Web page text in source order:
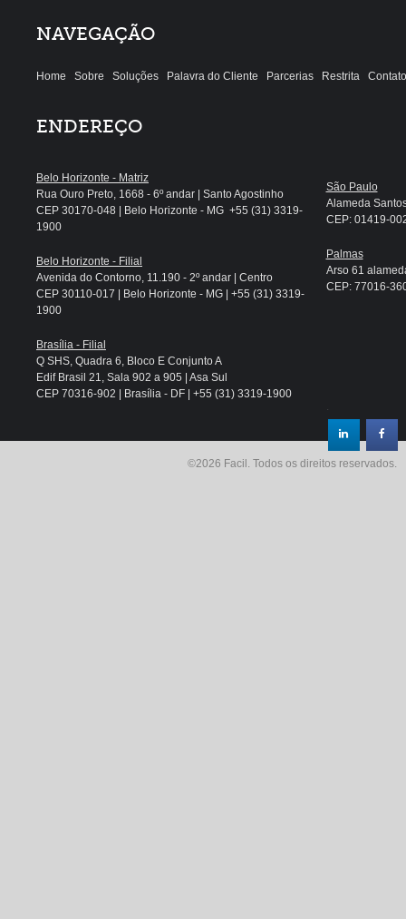
NAVEGAÇÃO
Home Sobre Soluções Palavra do Cliente Parcerias Restrita Contato
ENDEREÇO
Belo Horizonte - Matriz
Rua Ouro Preto, 1668 - 6º andar | Santo Agostinho
CEP 30170-048 | Belo Horizonte - MG +55 (31) 3319-
1900
Belo Horizonte - Filial
Avenida do Contorno, 11.190 - 2º andar | Centro
CEP 30110-017 | Belo Horizonte - MG | +55 (31) 3319-
1900
Brasília - Filial
Q SHS, Quadra 6, Bloco E Conjunto A
Edif Brasil 21, Sala 902 a 905 | Asa Sul
CEP 70316-902 | Brasília - DF | +55 (31) 3319-1900
São Paulo
Alameda
CEP: 01419-
Palmas
Arso 61
CEP: 77016-
.
©2026 Facil. Todos os direitos reservados.